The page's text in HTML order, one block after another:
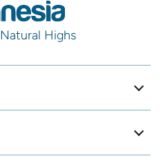
Highs